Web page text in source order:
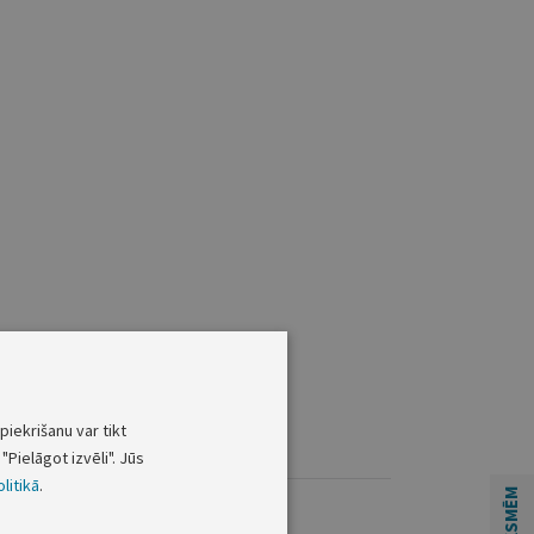
var tikt
izvēli". Jūs
.